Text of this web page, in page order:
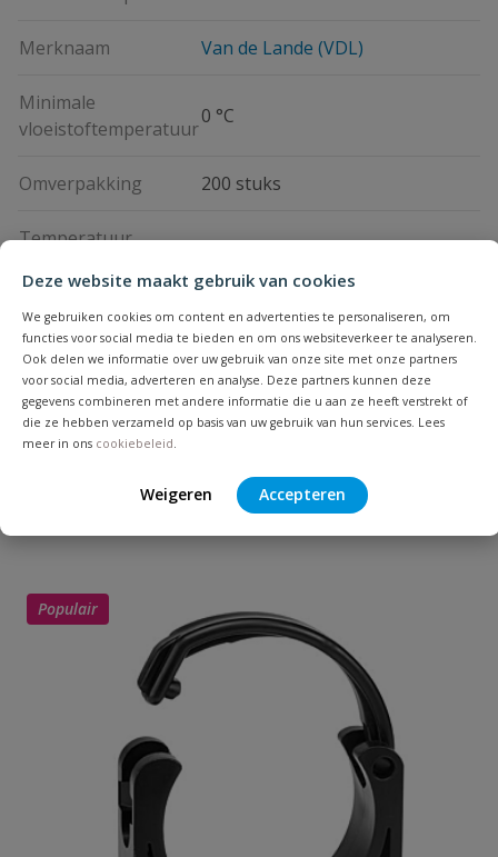
Deze website maakt gebruik van cookies
We gebruiken cookies om content en advertenties te personaliseren, om
functies voor social media te bieden en om ons websiteverkeer te analyseren.
Ook delen we informatie over uw gebruik van onze site met onze partners
voor social media, adverteren en analyse. Deze partners kunnen deze
gegevens combineren met andere informatie die u aan ze heeft verstrekt of
die ze hebben verzameld op basis van uw gebruik van hun services. Lees
meer in ons cookiebeleid
Weigeren Accepteren
Merknaam Van de Lande (VDL)
Minimale
vloeistoftemperatuur
0 °C
Omverpakking 200 stuks
Temperatuur
Vraag en antwoord
Geen vragen
dit product?
Beoordelingen
Schrijf zelf een beoordeling
Je beoordeelt:VDL tyleenkoppeling 25 mm X 1''
Uw waardering:
Bijpassende producten
Populair